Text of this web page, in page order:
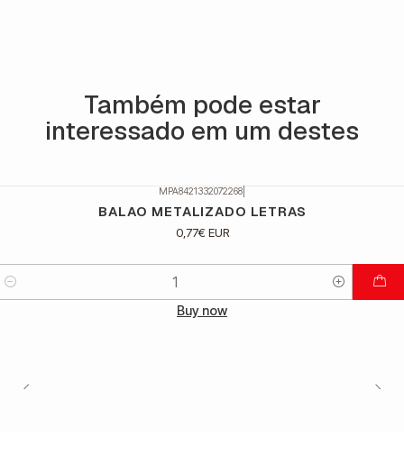
Também pode estar
interessado em um destes
MPA8421332072268
BALAO METALIZADO LETRAS
0,77€ EUR
Buy now